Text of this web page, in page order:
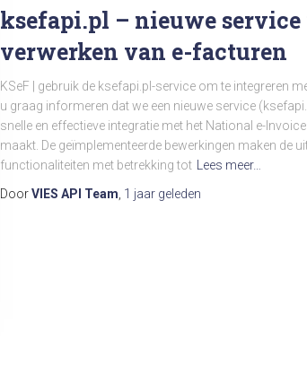
ksefapi.pl – nieuwe service
verwerken van e-facturen
KSeF | gebruik de ksefapi.pl-service om te integreren
u graag informeren dat we een nieuwe service
snelle en effectieve integratie met het National e-
maakt. De geïmplementeerde bewerkingen maken de
functionaliteiten met betrekking tot
Lees meer…
DoorVIES API Team 1 jaargeleden